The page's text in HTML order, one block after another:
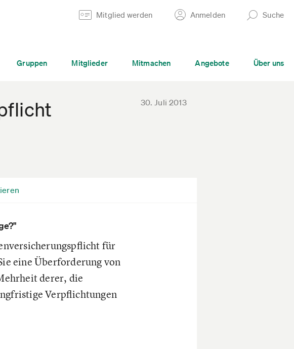
Mitglied werden Anmelden Suche
Gruppen Mitglieder Mitmachen Angebote Über uns
30. Juli 2013
für
eine Überforderung von
derer, die
Verpflichtungen